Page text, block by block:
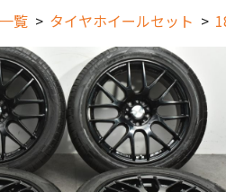
覧 タイヤホイールセット